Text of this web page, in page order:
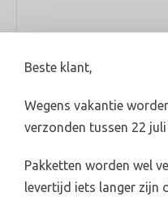
Online
Beste klant,
Wegens vakantie
verzonden tussen 22
Pakketten worden wel
levertijd iets langer zijn